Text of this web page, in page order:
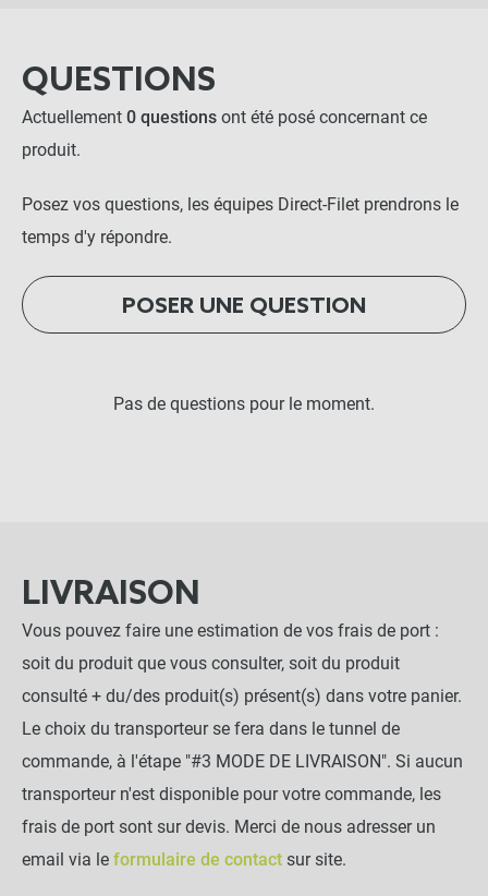
QUESTIONS
Actuellement 0 questions ont été posé concernant ce
produit.
Posez vos questions, les équipes Direct-Filet prendrons le
temps d'y répondre.
POSER UNE QUESTION
Pas de questions pour le moment.
LIVRAISON
Vous pouvez faire une estimation de vos frais de port :
soit du produit que vous consulter, soit du produit
consulté + du/des produit(s) présent(s) dans votre panier.
Le choix du transporteur se fera dans le tunnel de
commande, à l'étape "#3 MODE DE LIVRAISON". Si aucun
transporteur n'est disponible pour votre commande, les
frais de port sont sur devis. Merci de nous adresser un
email via le formulaire de contact sur site.